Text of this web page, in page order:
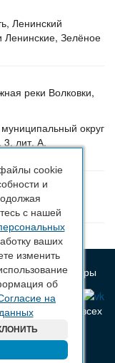
Ленинский
Ленинские, Зелёное
реки Волковки,
округ
3, лит. А,
по РФ)
и ЛО)
пластиковой тары
protara.ru и всех
графические
знаки и
с
cookie
и
с нашей
ваших
изменить
об
на